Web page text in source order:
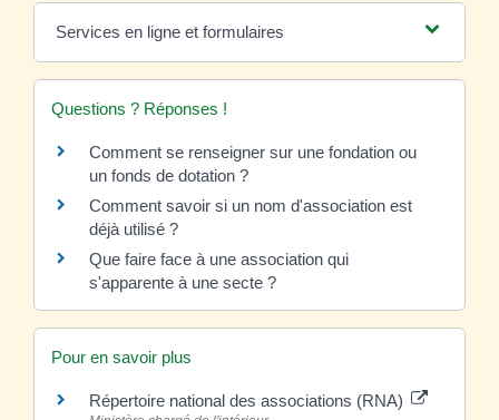
Services en ligne et formulaires
Questions ? Réponses !
Comment se renseigner sur une fondation ou
un fonds de dotation ?
Comment savoir si un nom d'association est
déjà utilisé ?
Que faire face à une association qui
s'apparente à une secte ?
Pour en savoir plus
Répertoire national des associations (RNA)